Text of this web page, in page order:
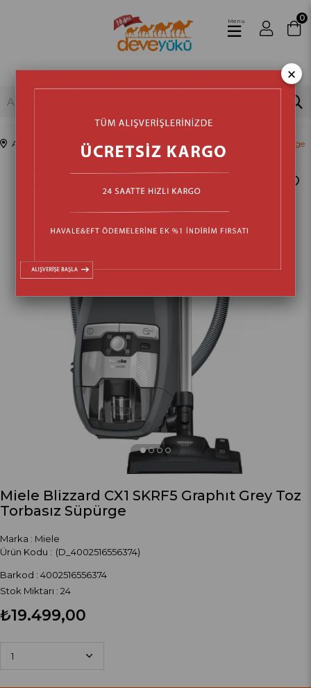
0
Menu
Anasayfa Ev Aletleri Süpürge Ve Halı Yıkamalar Elektrikli Süpürge
›
Miele Blizzard CX1 SKRF5 Graphıt Grey Toz
Torbasız Süpürge
Marka : Miele
(D_4002516556374)
Barkod : 4002516556374
Stok Miktarı : 24
₺19.499,00
×